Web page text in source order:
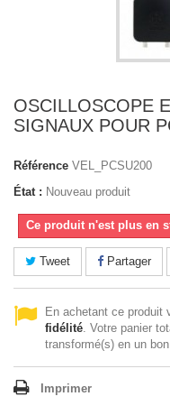
OSCILLOSCOPE
SIGNAUX POUR
Référence VEL_PCSU200
État : Nouveau produit
Ce produit n'est plus en
Tweet Partager
En achetant ce produit
fidélité. Votre panier
transformé(s) en un
Imprimer